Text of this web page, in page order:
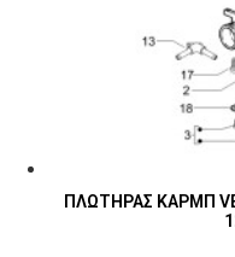
ΠΛΩΤΗΡΑΣ ΚΑΡΜΠ